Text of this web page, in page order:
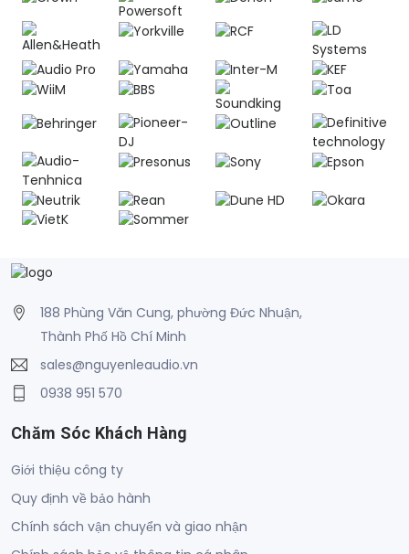
188 Phùng Văn Cung, phường Đức Nhuận,
Thành Phố Hồ Chí Minh
sales@nguyenleaudio.vn
0938 951 570
Chăm Sóc Khách Hàng
Giới thiệu công ty
Quy định về bảo hành
Chính sách vận chuyển và giao nhận